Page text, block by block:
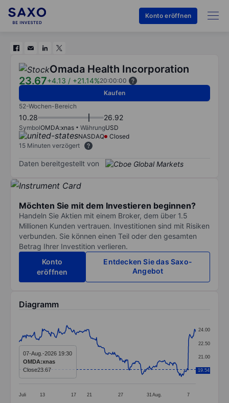
Konto eröffnen
Omada Health Incorporation
23.67+4.13 / +21.14%20:00:00
Kaufen
52-Wochen-Bereich
10.28 26.92
SymbolOMDA:xnas WährungUSD
NASDAQ
Closed
15 Minuten verzögert
Daten bereitgestellt von
Möchten Sie mit dem Investieren beginnen?
Handeln Sie Aktien mit einem Broker, dem über 1.5
Millionen Kunden vertrauen. Investitionen sind mit Risiken
verbunden. Sie können einen Teil oder den gesamten
Betrag Ihrer Investition verlieren.
Konto
eröffnen
Entdecken Sie das Saxo-
Angebot
Diagramm
Line chart with 295 data points.
The chart has 1 X axis displaying categories.
The chart has 1 Y axis displaying values. Data
Juli 13 17 21 27 31 Aug. 7
19.50
21.00
22.50
24.00
19.54
07-Aug.-2026 19:30
OMDA:xnas
Close23.67